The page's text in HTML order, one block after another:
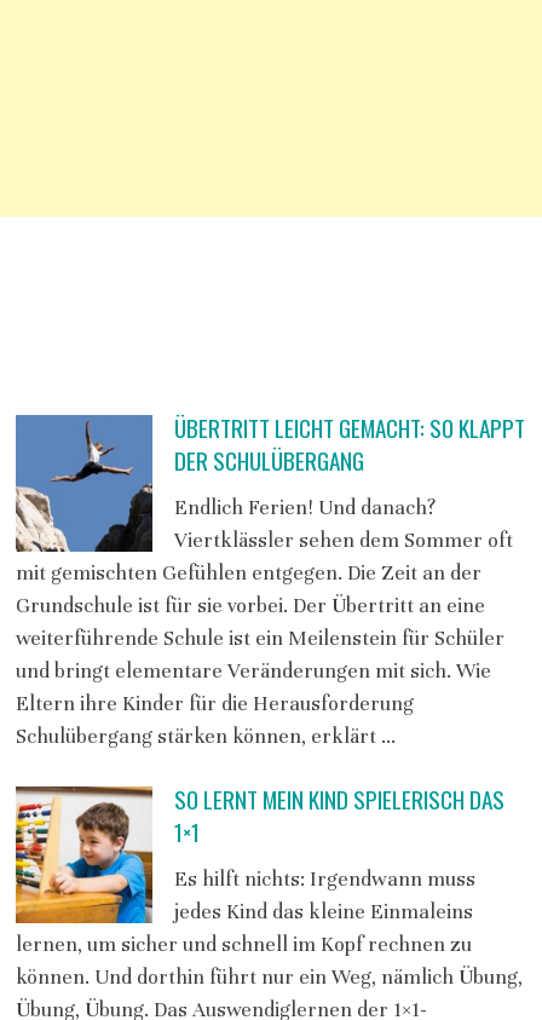
ÜBERTRITT LEICHT GEMACHT: SO KLAPPT
DER SCHULÜBERGANG
Endlich Ferien! Und danach?
Viertklässler sehen dem Sommer oft
mit gemischten Gefühlen entgegen. Die Zeit an der
Grundschule ist für sie vorbei. Der Übertritt an eine
weiterführende Schule ist ein Meilenstein für Schüler
und bringt elementare Veränderungen mit sich. Wie
Eltern ihre Kinder für die Herausforderung
Schulübergang stärken können, erklärt …
SO LERNT MEIN KIND SPIELERISCH DAS
1×1
Es hilft nichts: Irgendwann muss
jedes Kind das kleine Einmaleins
lernen, um sicher und schnell im Kopf rechnen zu
können. Und dorthin führt nur ein Weg, nämlich Übung,
Übung, Übung. Das Auswendiglernen der 1×1-